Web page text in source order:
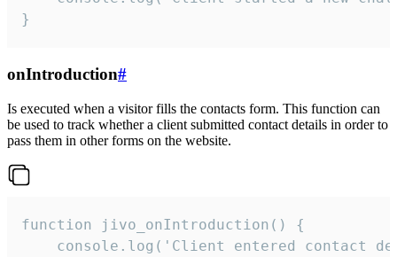
}
onIntroduction#
Is executed when a visitor fills the contacts form. This function can
be used to track whether a client submitted contact details in order to
pass them in other forms on the website.
function jivo_onIntroduction() {
console.log('Client entered contact